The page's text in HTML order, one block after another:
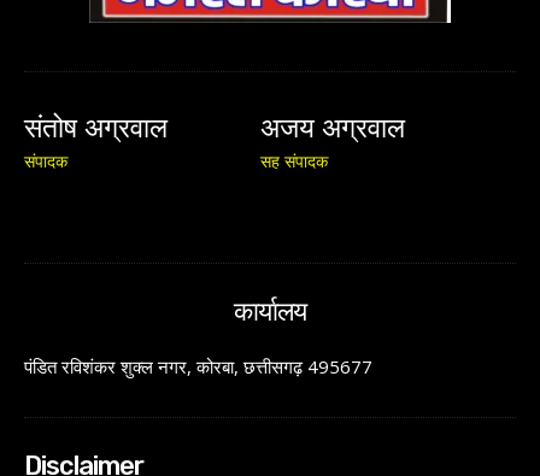
संतोष अग्रवाल
संपादक
अजय अग्रवाल
सह संपादक
कार्यालय
पंडित रविशंकर शुक्ल नगर, कोरबा, छत्तीसगढ़ 495677
Disclaimer